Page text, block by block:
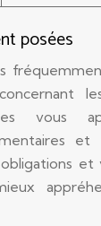
posées
vous
et